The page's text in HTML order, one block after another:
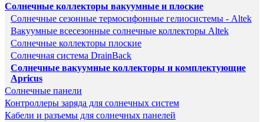
Солнечные коллекторы вакуумные и плоские
Солнечные сезонные термосифонные гелиосистемы - Altek
Вакуумные всесезонные солнечные коллекторы Altek
Солнечные коллекторы плоские
Солнечная система DrainBack
Солнечные вакуумные коллекторы и комплектующие
Apricus
Солнечные панели
Контроллеры заряда для солнечных систем
Кабели и разъемы для солнечных панелей